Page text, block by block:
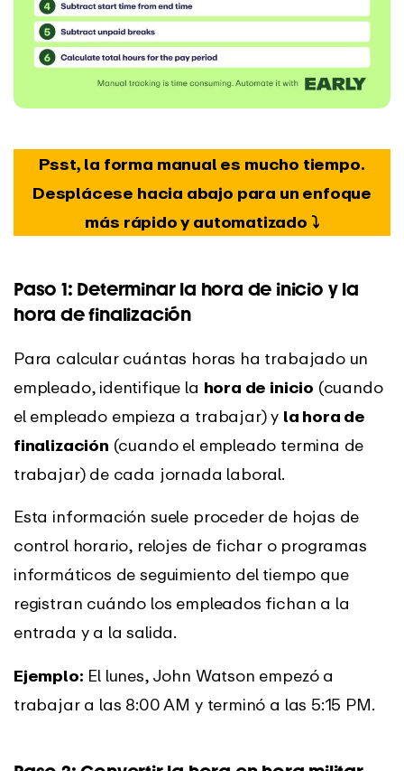
Psst, la forma manual es mucho tiempo.
Desplácese hacia abajo para un enfoque
más rápido y automatizado ⤵️
Paso 1: Determinar la hora de inicio y la
hora de finalización
Para calcular cuántas horas ha trabajado un
empleado, identifique la hora de inicio (cuando
el empleado empieza a trabajar) y la hora de
finalización (cuando el empleado termina de
trabajar) de cada jornada laboral.
Esta información suele proceder de hojas de
control horario, relojes de fichar o programas
informáticos de seguimiento del tiempo que
registran cuándo los empleados fichan a la
entrada y a la salida.
Ejemplo: El lunes, John Watson empezó a
trabajar a las 8:00 AM y terminó a las 5:15 PM.